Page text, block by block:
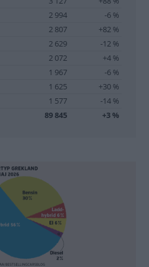
2 994
-6 %
2 807
+82 %
2 629
-12 %
2 072
+4 %
1 967
-6 %
1 625
+30 %
1 577
-14 %
89 845 +3 %